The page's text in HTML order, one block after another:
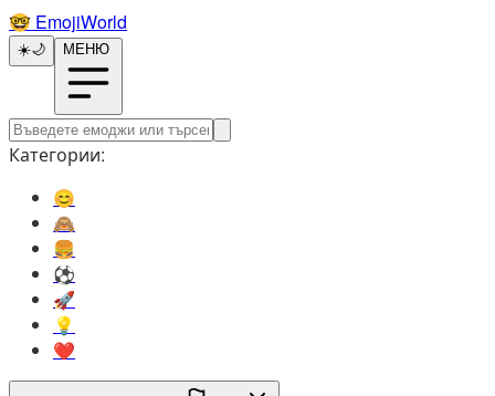
🤓️ EmojiWorld
☀️🌙 МЕНЮ
Категории:
😊️
🙈️
🍔️
⚽️
🚀️
💡️
❤️